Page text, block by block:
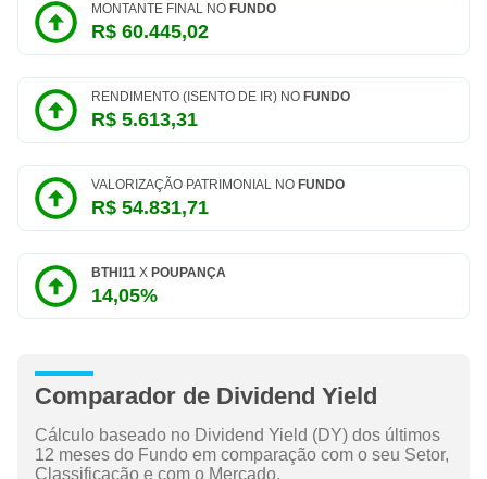
MONTANTE FINAL NO FUNDO
R$ 60.445,02
RENDIMENTO (ISENTO DE IR) NO FUNDO
R$ 5.613,31
VALORIZAÇÃO PATRIMONIAL NO FUNDO
R$ 54.831,71
BTHI11 X POUPANÇA
14,05%
Comparador de Dividend Yield
Cálculo baseado no Dividend Yield (DY) dos últimos
12 meses do Fundo em comparação com o seu Setor,
Classificação e com o Mercado.